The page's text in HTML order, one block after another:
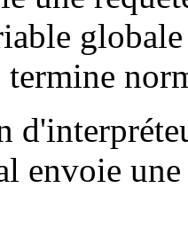
termine
envoie